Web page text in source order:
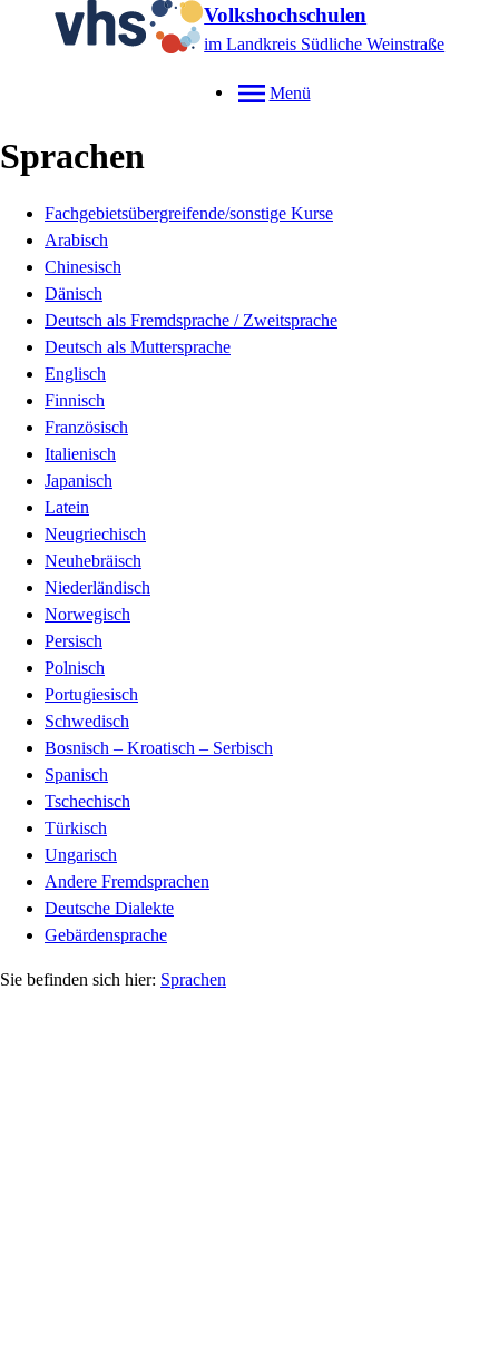
Volkshochschulen
im Landkreis Südliche Weinstraße
Menü
Sprachen
Fachgebietsübergreifende/sonstige Kurse
Arabisch
Chinesisch
Dänisch
Deutsch als Fremdsprache / Zweitsprache
Deutsch als Muttersprache
Englisch
Finnisch
Französisch
Italienisch
Japanisch
Latein
Neugriechisch
Neuhebräisch
Niederländisch
Norwegisch
Persisch
Polnisch
Portugiesisch
Schwedisch
Bosnisch – Kroatisch – Serbisch
Spanisch
Tschechisch
Türkisch
Ungarisch
Andere Fremdsprachen
Deutsche Dialekte
Gebärdensprache
Sprachen